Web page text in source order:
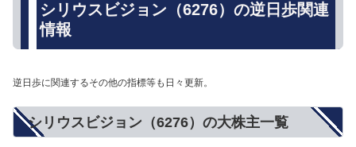
シリウスビジョン（6276）の逆日歩関連
情報
逆日歩に関連するその他の指標等も日々更新。
シリウスビジョン（6276）の大株主一覧